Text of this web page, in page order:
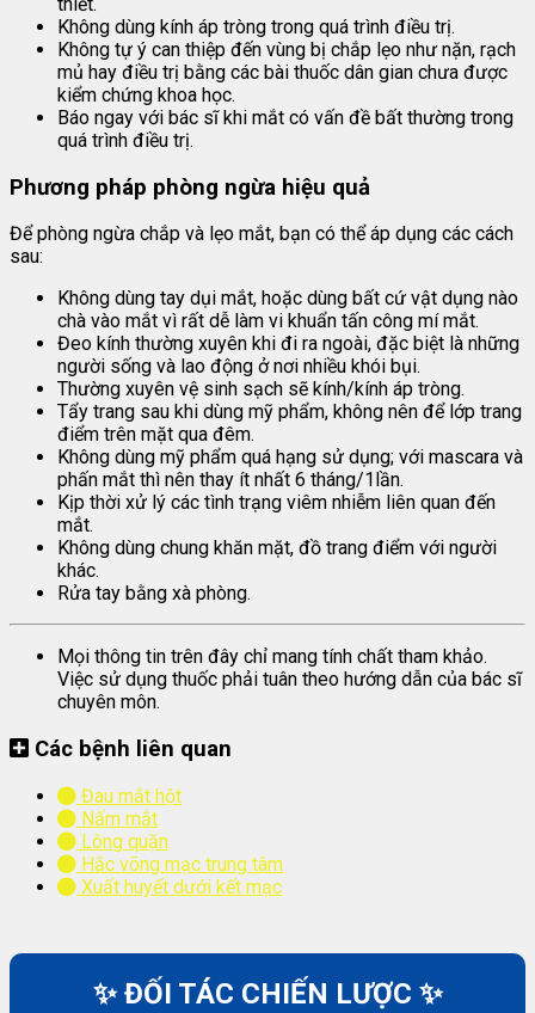
Không dùng kính áp tròng trong quá trình điều trị.
Không tự ý can thiệp đến vùng bị chắp lẹo như nặn, rạch
mủ hay điều trị bằng các bài thuốc dân gian chưa được
kiểm chứng khoa học.
Báo ngay với bác sĩ khi mắt có vấn đề bất thường trong
quá trình điều trị.
Phương pháp phòng ngừa hiệu quả
Để phòng ngừa chắp và lẹo mắt, bạn có thể áp dụng các cách
sau:
Không dùng tay dụi mắt, hoặc dùng bất cứ vật dụng nào
chà vào mắt vì rất dễ làm vi khuẩn tấn công mí mắt.
Đeo kính thường xuyên khi đi ra ngoài, đặc biệt là những
người sống và lao động ở nơi nhiều khói bụi.
Thường xuyên vệ sinh sạch sẽ kính/kính áp tròng.
Tẩy trang sau khi dùng mỹ phẩm, không nên để lớp trang
điểm trên mặt qua đêm.
Không dùng mỹ phẩm quá hạng sử dụng; với mascara và
phấn mắt thì nên thay ít nhất 6 tháng/1lần.
Kịp thời xử lý các tình trạng viêm nhiễm liên quan đến
mắt.
Không dùng chung khăn mặt, đồ trang điểm với người
khác.
Rửa tay bằng xà phòng.
Mọi thông tin trên đây chỉ mang tính chất tham khảo.
Việc sử dụng thuốc phải tuân theo hướng dẫn của bác sĩ
chuyên môn.
Các bệnh liên quan
Đau mắt hột
Nấm mắt
Lông quặn
Hắc võng mạc trung tâm
Xuất huyết dưới kết mạc
✨ ĐỐI TÁC CHIẾN LƯỢC ✨